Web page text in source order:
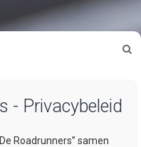
- Privacybeleid
Roadrunners” samen